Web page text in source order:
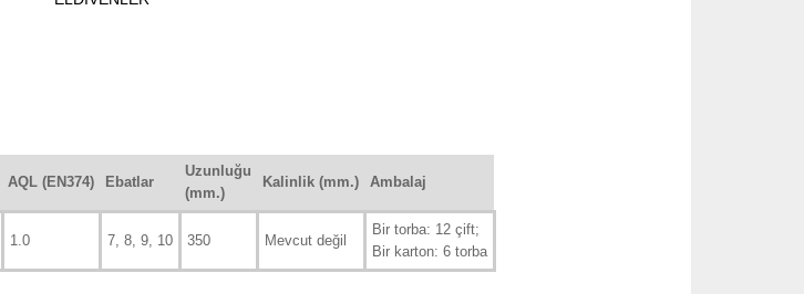
AQL (EN374) Ebatlar
Uzunluğu
(mm.)
Kalinlik (mm.) Ambalaj
1.0 7, 8, 9, 10 350 Mevcut değil
Bir torba: 12 çift;
Bir karton: 6 torba